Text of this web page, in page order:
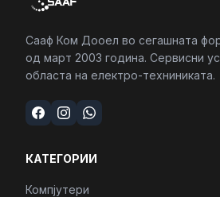
Сааф Ком Дооел во сегашната
од март 2003 година. Сервисни
областа на електро-техниниката.
КАТЕГОРИИ
Компјутери